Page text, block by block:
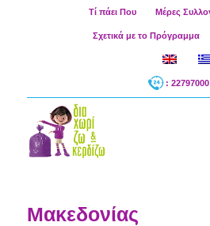
Τί πάει Που Μέρες
Σχετικά με το Πρόγραμμα
: 22797000
Μακεδονίας